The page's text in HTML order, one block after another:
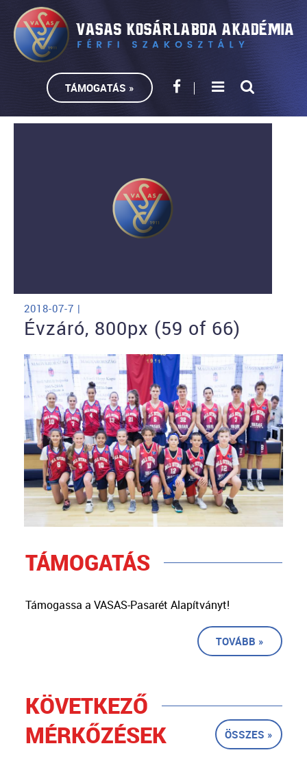
TÁMOGATÁS »
2018-07-7 |
Évzáró, 800px (59 of 66)
TÁMOGATÁS
Támogassa a VASAS-Pasarét Alapítványt!
TOVÁBB »
KÖVETKEZŐ
MÉRKŐZÉSEK
ÖSSZES »